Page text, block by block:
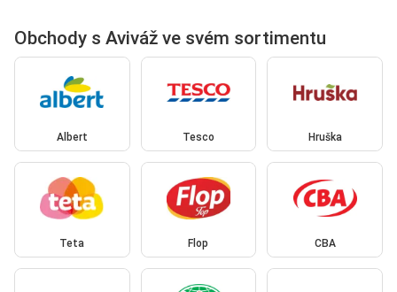
Obchody s Aviváž ve svém sortimentu
Albert Tesco Hruška
Teta Flop CBA